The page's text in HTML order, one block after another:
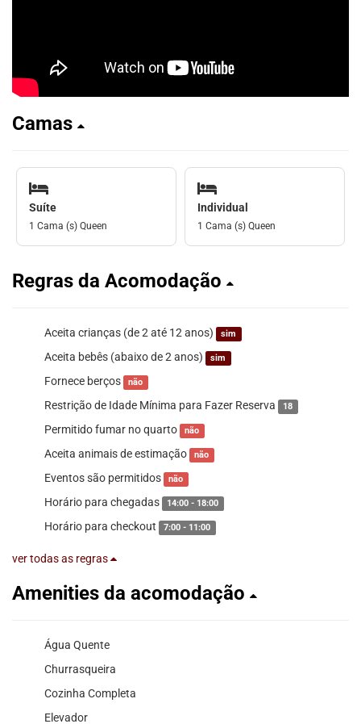
Camas
Suíte
1 Cama (s) Queen
Individual
1 Cama (s) Queen
Regras da Acomodação
Aceita crianças (de 2 até 12 anos) sim
Aceita bebês (abaixo de 2 anos) sim
Fornece berços não
Restrição de Idade Mínima para Fazer Reserva 18
Permitido fumar no quarto não
Aceita animais de estimação não
Eventos são permitidos não
Horário para chegadas 14:00 - 18:00
Horário para checkout 7:00 - 11:00
ver todas as regras
Amenities da acomodação
Água Quente
Churrasqueira
Cozinha Completa
Elevador